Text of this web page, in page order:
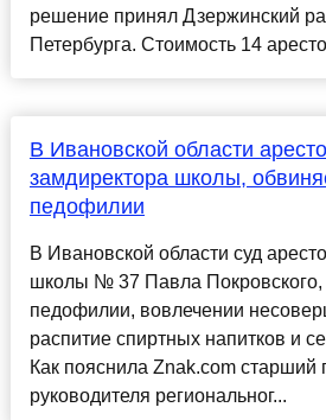
решение принял Дзержинский
Петербурга. Стоимость 14
В Ивановской области
замдиректора школы,
педофилии
В Ивановской области суд
школы № 37 Павла Покровского,
педофилии, вовлечении
распитие спиртных напитков и
Как пояснила Znak.com
руководителя региональног...